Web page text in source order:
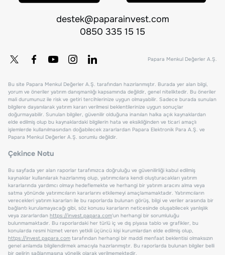
destek@paparainvest.com
0850 335 15 15
Papara Menkul Değerler A.Ş.
Bu site Papara Menkul Değerler A.Ş. tarafından hazırlanmıştır. Burada yer alan bilgi,
yorum ve öneriler yatırım danışmanlığı kapsamında değildir, genel niteliktedir. Bu öneriler
mali durumunuz ile risk ve getiri tercihlerinize uygun olmayabilir. Sadece burada sunulan
bilgilere dayanılarak yatırım kararı verilmesi beklentilerinize uygun sonuçlar
doğurmayabilir. Sunulan bilgiler, güvenilir olduğuna inanılan halka açık kaynaklardan
elde edilmiş olup bu kaynaklardaki bilgilerin hata ve eksikliğinden ve ticari amaçlı
işlemlerde kullanılmasından doğabilecek zararlardan Papara Elektronik Para A.Ş. ve
Papara Menkul Değerler A.Ş. sorumlu değildir.
Çekince Notu
Bu sayfada yer alan raporlar tarafımızca doğruluğu ve güvenilirliği kabul edilmiş
kaynaklar kullanılarak hazırlanmış olup, yatırımcılara kendi oluşturacakları yatırım
kararlarında yardımcı olmayı hedeflemekte ve herhangi bir yatırım aracını alma veya
satma yönünde yatırımcıların kararlarını etkilemeyi amaçlamamaktadır. Yatırımcıların
verecekleri yatırım kararları ile bu raporlarda bulunan görüş, bilgi ve veriler arasında bir
bağlantı kurulamayacağı gibi, söz konusu kararların neticesinde oluşabilecek yanlışlık
veya zararlardan https://invest.papara.com'un herhangi bir sorumluluğu
bulunmamaktadır. Bu raporlardaki her türlü iç ve dış piyasa tablo ve grafikler, bu
konularda resmi hizmet veren yetkili üçüncü kişi kurumlardan elde edilmiş olup,
https://invest.papara.com tarafından herhangi bir maddi menfaat beklentisi olmaksızın
genel anlamda bilgilendirmek amacıyla hazırlanmıştır. Bu raporlarda bulunan bilgiler belli
bir gelirin sağlanmasına yönelik olarak verilmemektedir.